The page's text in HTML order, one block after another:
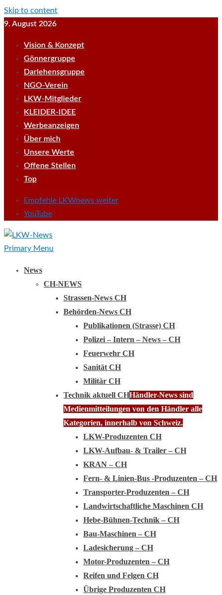
Skip to content
9. August 2026
Vision & Konzept
Gönnergruppe
Darlehensgruppe
NGO-Verein
LKW-Mitglieder
KLEIDER-IDEE
Werbeanzeigen
Über mich
Unsere Werte
Offene Stellen
Top
Empfehle LKWnews weiter
YouTube
Primary Menu
News
CH-NEWS
Strassen-News CH
Behörden-News CH
Publikationen (Strasse) CH
Polizei – Intern – News – CH
Feuerwehr CH
Sanität CH
Militär CH
Technik aktuell CHHändler-News sind
Medienmitteilungen von den Händler alle
Kategorien, innerhalb von Schweiz.
LKW-Produzenten CH
LKW-Aufbau- & Trailer – CH
KRAN – CH
Fern- & Linien-Bus -Produzenten – CH
Transporter-Produzenten – CH
Landwirtschaftliche Maschinen CH
Hebe-Bühnen-Technik – CH
Bau-Maschinen – CH
Ladesicherung – CH
Motor-Produzenten – CH
Reifen und Felgen CH
Übrige Produzenten CH